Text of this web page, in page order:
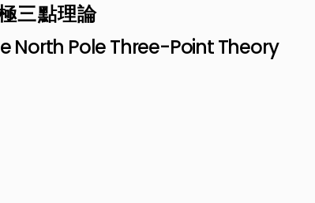
三點理論
North Pole Three-Point Theory